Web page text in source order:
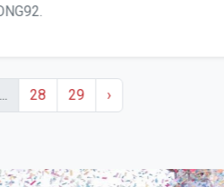
... 28 29 ›